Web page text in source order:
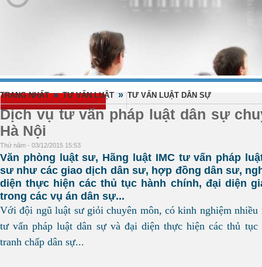
TRANG NHẤT » TƯ VẤN LUẬT » TƯ VẤN LUẬT DÂN SỰ
Dịch vụ tư vấn pháp luật dân sự
Hà Nội
Thứ năm - 03/12/2015 15:53
Văn phòng luật sư, Hãng luật IMC tư vấn pháp
sư như các giao dịch dân sư, hợp đồng dân sư,
diện thực hiện các thủ tục hành chính, đại diện
trong các vụ án dân sự...
Với đội ngũ luật sư giỏi chuyên môn, có kinh nghiệm nhiều
tư vấn pháp luật dân sự và đại diện thực hiện các thủ tục
tranh chấp dân sự...